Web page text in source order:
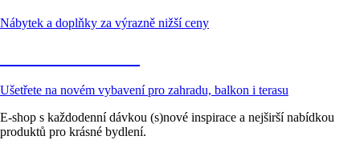
Nábytek a doplňky za výrazně nižší ceny
Ušetřete na novém vybavení pro zahradu, balkon i terasu
E-shop s každodenní dávkou (s)nové inspirace a nejširší nabídkou
produktů pro krásné bydlení.